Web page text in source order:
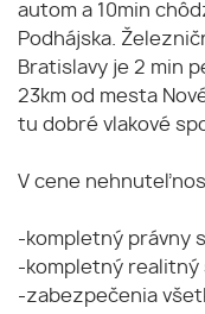
autom a 10min
Podhájska.
Bratislavy je 2 min
23km od mesta
tu dobré vlakové
V cene
-kompletný právny
-kompletný realitný
-zabezpečenia